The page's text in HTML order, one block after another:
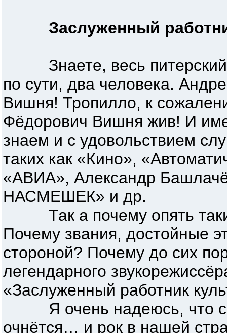
Заслуженный
Знаете, весь питерский
по сути, два человека.
Вишня! Тропилло, к
Фёдорович Вишня жив! И
знаем и с удовольствием
таких как «Кино»,
«АВИА», Александр
НАСМЕШЕК» и др.
Так а почему опять
Почему звания, достойные
стороной? Почему до сих
легендарного
«Заслуженный работник
Я очень надеюсь, что
очнётся… и рок в нашей